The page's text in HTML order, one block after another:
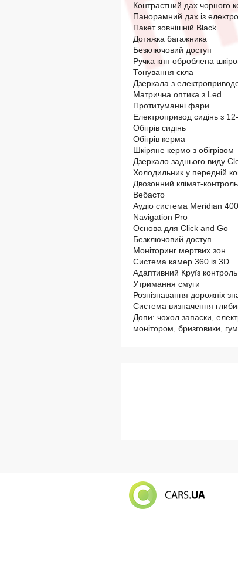
Контрастний дах чорного
Панорамний дах із
Пакет зовнішній Black
Дотяжка багажника
Безключовий доступ
Ручка кпп оброблена
Тонування скла
Дзеркала з
Матрична оптика з Led
Протитуманні фари
Електропривод сидінь з
Обігрів сидінь
Обігрів керма
Шкіряне кермо з обігрівом
Дзеркало заднього виду
Холодильник у передній
Двозонний клімат-контроль
Вебасто
Аудіо система Meridian
Navigation Pro
Основа для Click and Go
Безключовий доступ
Моніторинг мертвих зон
Система камер 360 із 3D
Адаптивний Круїз контроль
Утримання смуги
Розпізнавання дорожніх
Система визначення
Допи: чохол запаски,
монітором, бризговики,